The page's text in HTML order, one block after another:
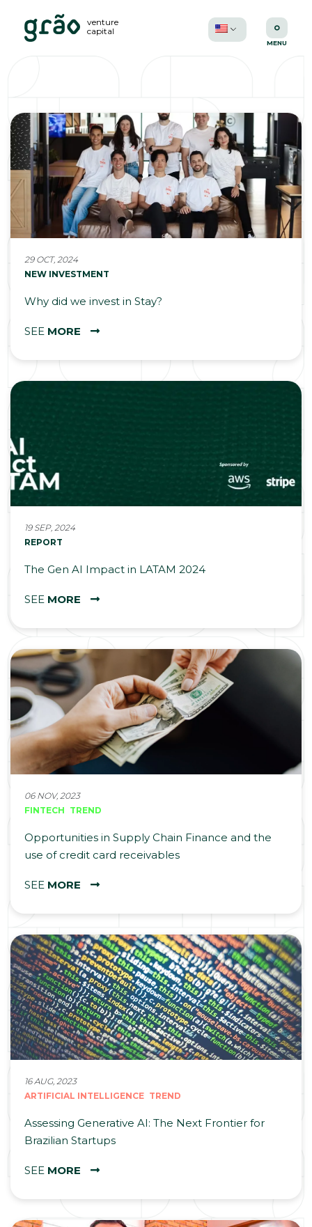
venture
capital
29 OCT, 2024
NEW INVESTMENT
Why did we invest in Stay?
SEE MORE
19 SEP, 2024
REPORT
The Gen AI Impact in LATAM 2024
SEE MORE
06 NOV, 2023
FINTECH TREND
Opportunities in Supply Chain Finance and the
use of credit card receivables
SEE MORE
16 AUG, 2023
ARTIFICIAL INTELLIGENCE TREND
Assessing Generative AI: The Next Frontier for
Brazilian Startups
SEE MORE